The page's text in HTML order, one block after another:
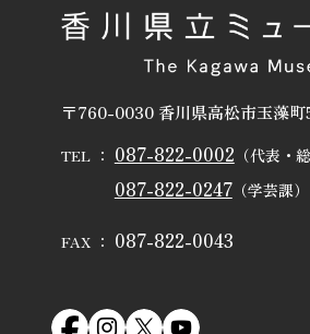
〒760-0030 香川県高松市玉藻町
TEL ： 087-822-0002 （代表・
087-822-0247（学芸課）
FAX ： 087-822-0043